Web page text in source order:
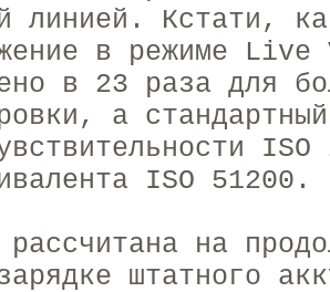
линией. Кстати,
в режиме Live
в 23 раза для
а
ISO 51200.
рассчитана на
штатного